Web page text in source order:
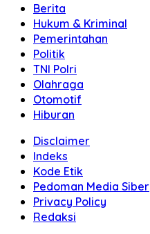
Berita
Hukum & Kriminal
Pemerintahan
Politik
TNI Polri
Olahraga
Otomotif
Hiburan
Disclaimer
Indeks
Kode Etik
Pedoman Media Siber
Privacy Policy
Redaksi